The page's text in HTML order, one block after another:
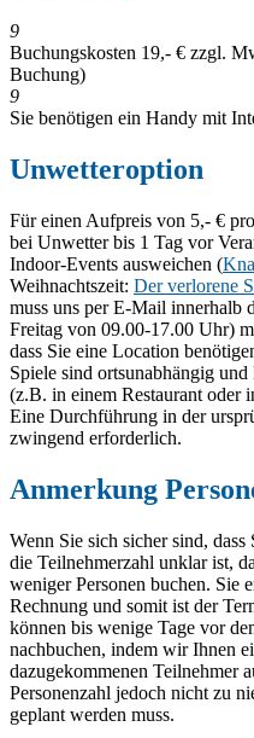
9
Buchungskosten 19,- € zzgl.
Buchung)
9
Sie benötigen ein Handy mit
Unwetteroption
Für einen Aufpreis von 5,- €
bei Unwetter bis 1 Tag vor
Indoor-Events ausweichen (
Weihnachtszeit: Der verlorene
muss uns per E-Mail innerhalb
Freitag von 09.00-17.00 Uhr)
dass Sie eine Location
Spiele sind ortsunabhängig
(z.B. in einem Restaurant oder
Eine Durchführung in der
zwingend erforderlich.
Anmerkung
Wenn Sie sich sicher sind,
die Teilnehmerzahl unklar ist,
weniger Personen buchen. Sie
Rechnung und somit ist der
können bis wenige Tage vor
nachbuchen, indem wir Ihnen
dazugekommenen Teilnehmer
Personenzahl jedoch nicht zu
geplant werden muss.